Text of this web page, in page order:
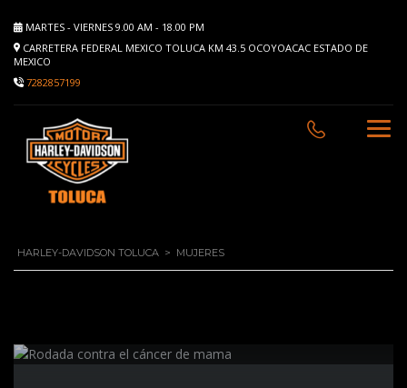
MARTES - VIERNES 9.00 AM - 18.00 PM
CARRETERA FEDERAL MEXICO TOLUCA KM 43.5 OCOYOACAC ESTADO DE
MEXICO
7282857199
HARLEY-DAVIDSON TOLUCA > MUJERES